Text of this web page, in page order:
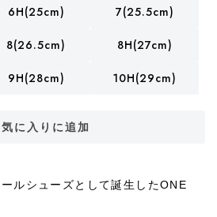
6H(25cm) 7(25.5cm)
8(26.5cm) 8H(27cm)
9H(28cm) 10H(29cm)
に入りに追加
ルシューズとして誕生したONE